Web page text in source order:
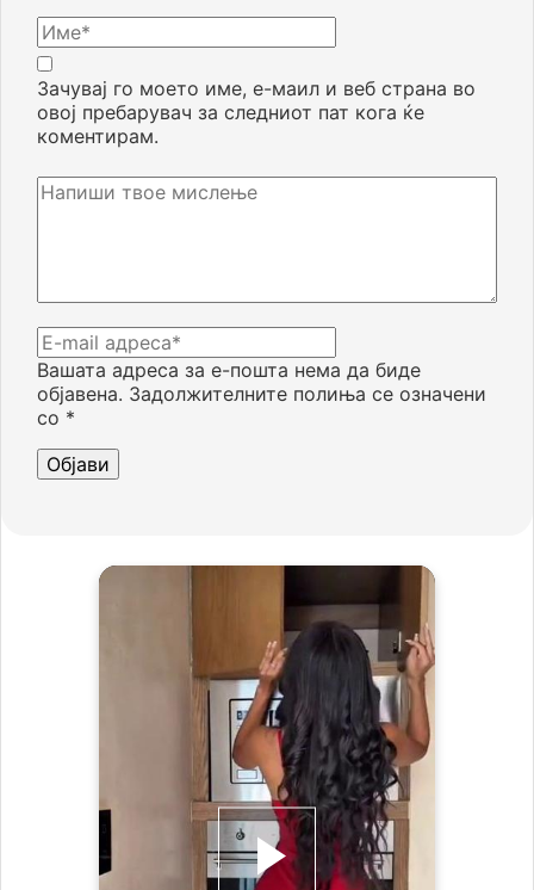
Вашата адреса за е-пошта нема да биде
објавена. Задолжителните полиња се означени
со *
Зачувај го моето име, е-маил и веб страна во
овој пребарувач за следниот пат кога ќе
коментирам.